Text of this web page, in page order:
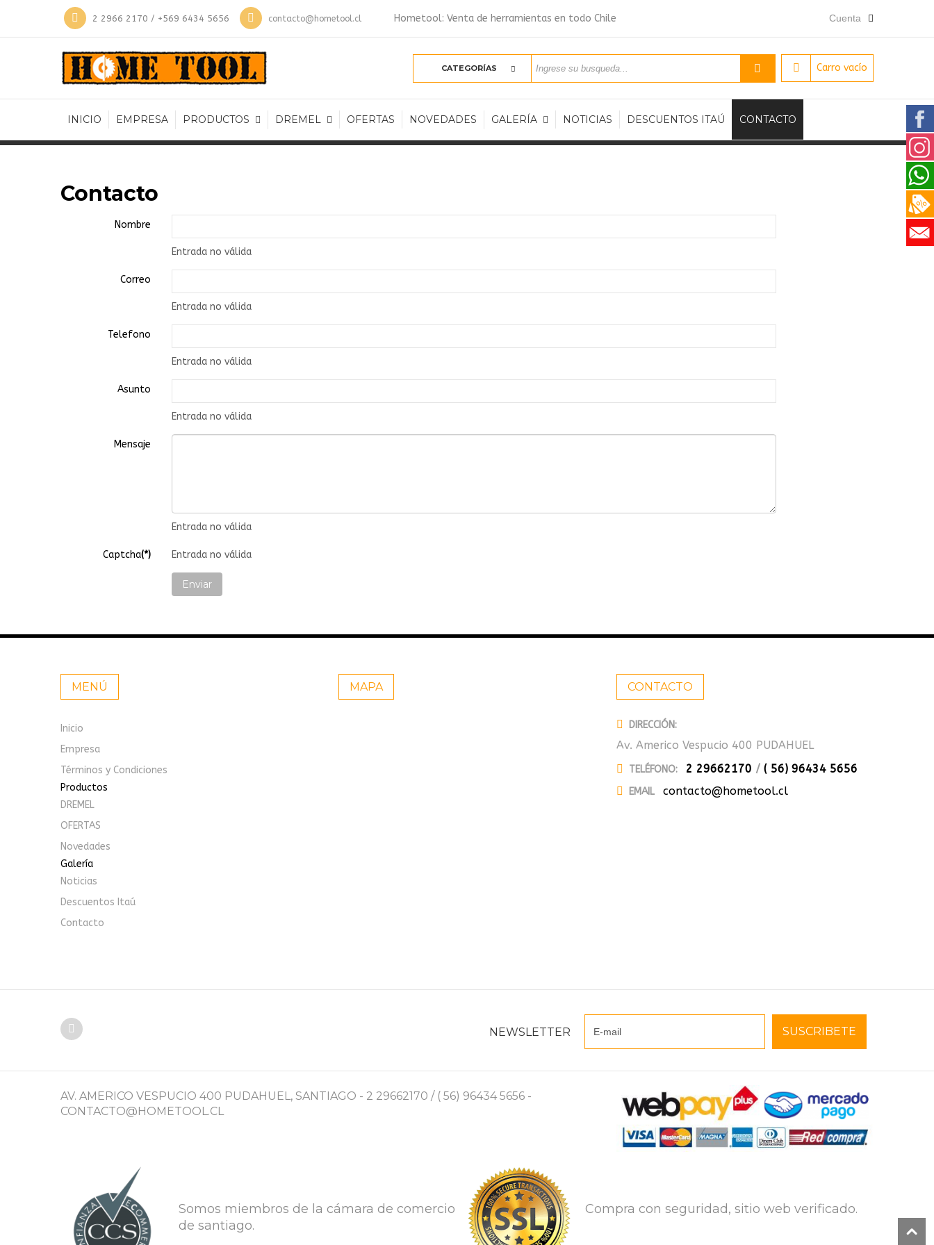
2 2966 2170 / +569 6434 5656 contacto@hometool.cl Hometool: Venta de herramientas en todo Chile Cuenta
Carro vacío
CATEGORÍAS
INICIO EMPRESA PRODUCTOS DREMEL OFERTAS NOVEDADES GALERÍA NOTICIAS DESCUENTOS ITAÚ CONTACTO
Contacto
Nombre
Entrada no válida
Correo
Entrada no válida
Telefono
Entrada no válida
Asunto
Entrada no válida
Mensaje
Entrada no válida
Captcha(*) Entrada no válida
MENÚ
Inicio
Empresa
Términos y Condiciones
Productos
DREMEL
OFERTAS
Novedades
Galería
Noticias
Descuentos Itaú
Contacto
MAPA CONTACTO
DIRECCIÓN:
Av. Americo Vespucio 400 PUDAHUEL
TELÉFONO: 2 29662170 / ( 56) 96434 5656
EMAIL contacto@hometool.cl
NEWSLETTER
AV. AMERICO VESPUCIO 400 PUDAHUEL, SANTIAGO - 2 29662170 / ( 56) 96434 5656 -
CONTACTO@HOMETOOL.CL
Somos miembros de la cámara de comercio
de santiago.
Compra con seguridad, sitio web verificado.